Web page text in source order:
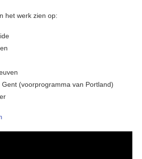
het werk zien op:
(voorprogramma van Portland)